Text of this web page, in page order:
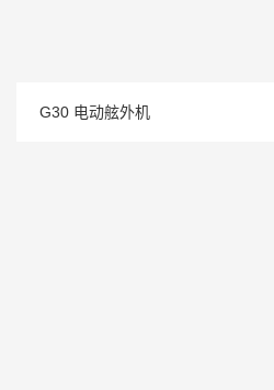
额定电压/电流：350V / 85Ah
G30 电动舷外机